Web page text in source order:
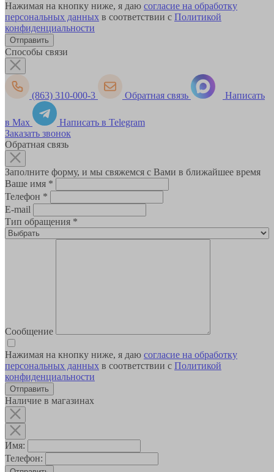
Нажимая на кнопку ниже, я даю согласие на обработку
персональных данных в соответствии с Политикой
конфиденциальности
Способы связи
(863) 310-000-3 Обратная связь Написать
в Max
Написать в Telegram
Заказать звонок
Обратная связь
Заполните форму, и мы свяжемся с Вами в ближайшее время
Ваше имя *
Телефон *
E-mail
Тип обращения *
Сообщение
Нажимая на кнопку ниже, я даю согласие на обработку
персональных данных в соответствии с Политикой
конфиденциальности
Наличие в магазинах
Имя:
Телефон: